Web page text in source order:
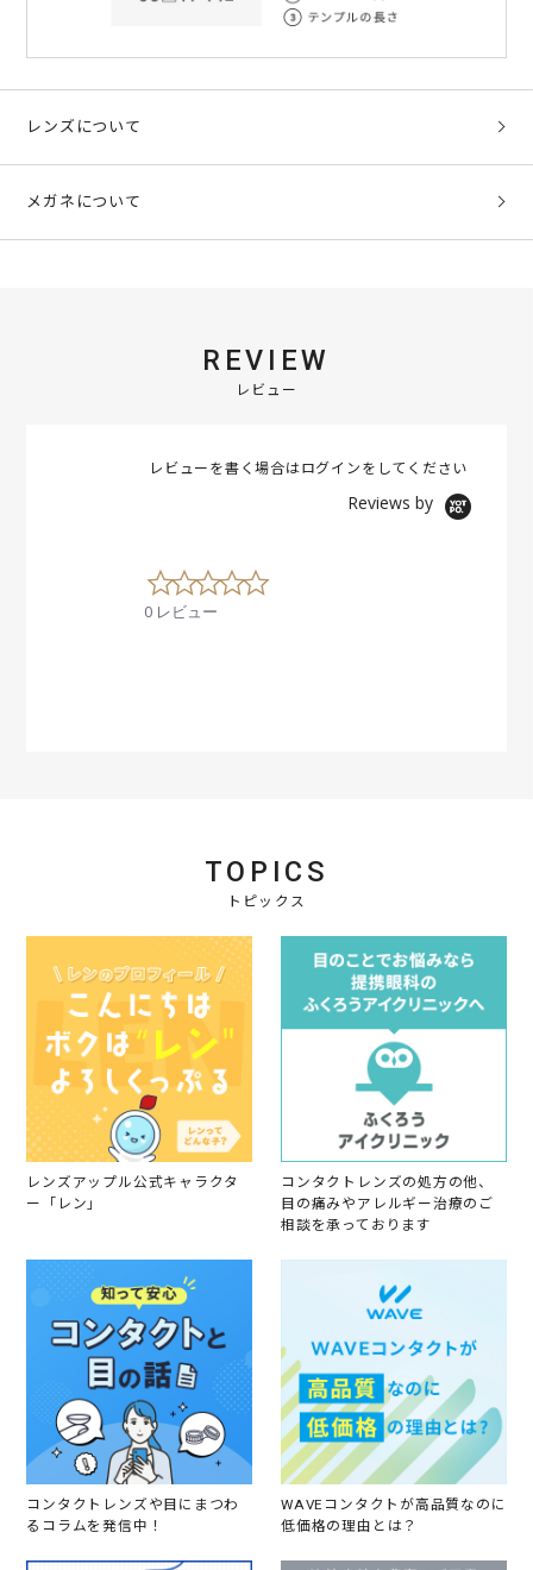
レンズについて
メガネについて
REVIEW
レビュー
レビューを書く場合はログイン をしてください
Reviews by
0
.
0 レビュー
TOPICS
トピックス
レンズアップル公式キャラクタ
ー「レン」
コンタクトレンズの処方の他、
目の痛みやアレルギー治療のご
相談を承っております
コンタクトレンズや目にまつわ
るコラムを発信中！
WAVEコンタクトが高品質なのに
低価格の理由とは？